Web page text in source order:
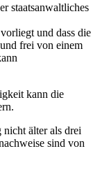
staatsanwaltliches
und dass die
frei von einem
kann die
älter als drei
sind von